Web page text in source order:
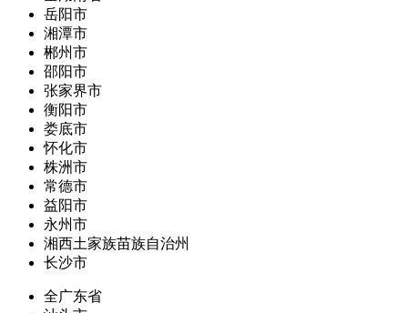
岳阳市
湘潭市
郴州市
邵阳市
张家界市
衡阳市
娄底市
怀化市
株洲市
常德市
益阳市
永州市
湘西土家族苗族自治州
长沙市
全广东省